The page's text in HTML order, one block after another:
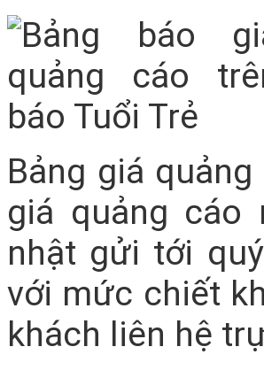
Bảng giá
giá quảng cáo
nhật gửi tới
với mức chiết
khách liên hệ